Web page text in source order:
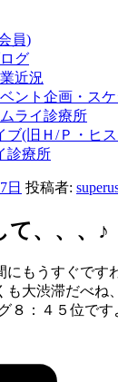
員)
グ
近況
ント企画・ス
ライ診療所
ブ(旧Ｈ/Ｐ・ヒス
診療所
日 投稿者:
て、、、♪
にもうすぐです
も大渋滞だべね
８：４５位です